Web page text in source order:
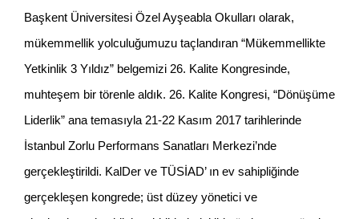
Başkent Üniversitesi Özel Ayşeabla Okulları olarak,
mükemmellik yolculuğumuzu taçlandıran “Mükemmellikte
Yetkinlik 3 Yıldız” belgemizi 26. Kalite Kongresinde,
muhteşem bir törenle aldık. 26. Kalite Kongresi, “Dönüşüme
Liderlik” ana temasıyla 21-22 Kasım 2017 tarihlerinde
İstanbul Zorlu Performans Sanatları Merkezi’nde
gerçekleştirildi. KalDer ve TÜSİAD’ ın ev sahipliğinde
gerçekleşen kongrede; üst düzey yönetici ve